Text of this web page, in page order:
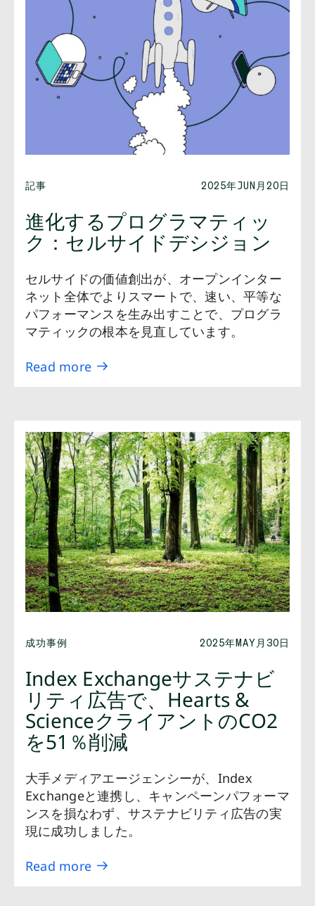
記事 2025年JUN月20日
進化するプログラマティッ
ク：セルサイドデシジョン
セルサイドの価値創出が、オープンインター
ネット全体でよりスマートで、速い、平等な
パフォーマンスを生み出すことで、プログラ
マティックの根本を見直しています。
Read more
成功事例 2025年MAY月30日
Index Exchangeサステナビ
リティ広告で、Hearts &
ScienceクライアントのCO2
を51％削減
大手メディアエージェンシーが、Index
Exchangeと連携し、キャンペーンパフォーマ
ンスを損なわず、サステナビリティ広告の実
現に成功しました。
Read more